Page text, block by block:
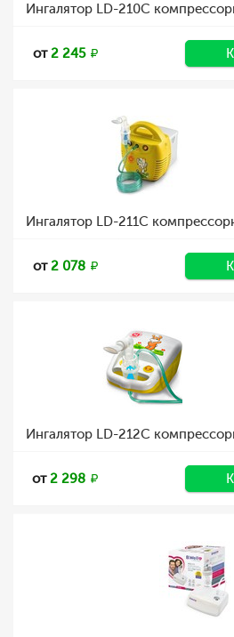
Ингалятор LD-210C
от2 245
Ингалятор LD-211C
от2 078
Ингалятор LD-212C
от2 298